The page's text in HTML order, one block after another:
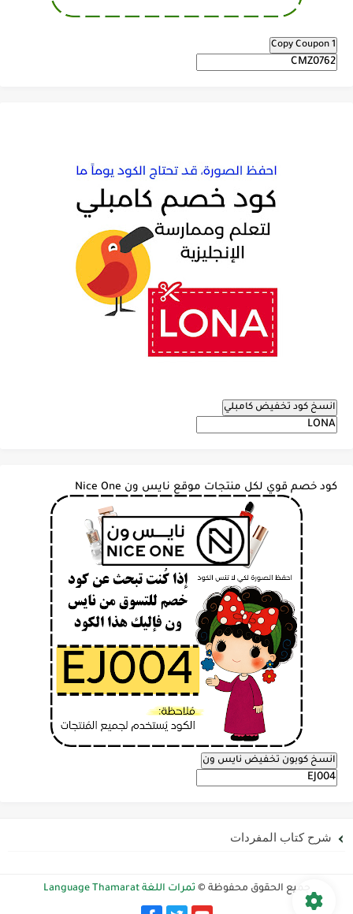
Copy Coupon 1
انسخ كود تخفيض كامبلي
كود خصم قوي لكل منتجات موقع نايس ون Nice One
انسخ كوبون تخفيض نايس ون
شرح كتاب المفردات
جميع الحقوق محفوظة © ثمرات اللغة Language Thamarat